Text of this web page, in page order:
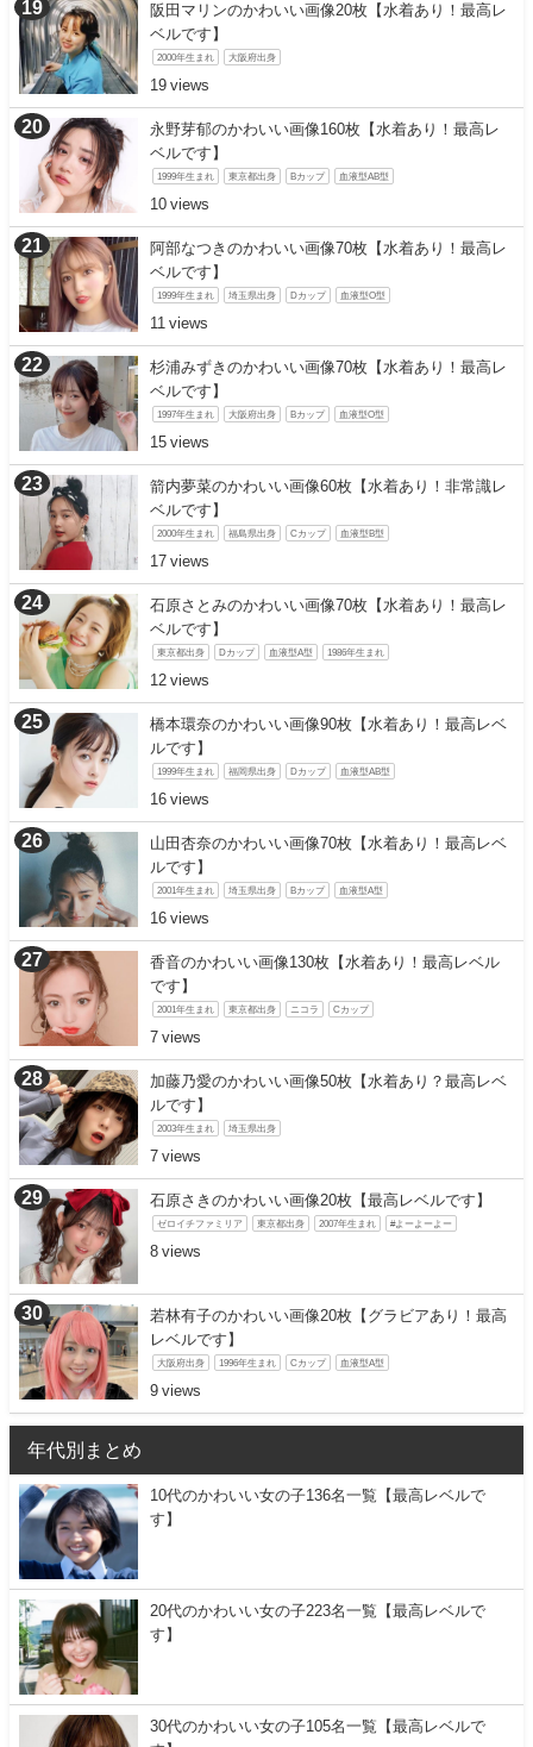
阪田マリンのかわいい画像20枚【水着あり！最高レ
ベルです】
2000年生まれ 大阪府出身
19
永野芽郁のかわいい画像160枚【水着あり！最高レ
ベルです】
1999年生まれ 東京都出身 Bカップ 血液型AB型
10
阿部なつきのかわいい画像70枚【水着あり！最高レ
ベルです】
1999年生まれ 埼玉県出身 Dカップ 血液型O型
11
杉浦みずきのかわいい画像70枚【水着あり！最高レ
ベルです】
1997年生まれ 大阪府出身 Bカップ 血液型O型
15
箭内夢菜のかわいい画像60枚【水着あり！非常識レ
ベルです】
2000年生まれ 福島県出身 Cカップ 血液型B型
17
石原さとみのかわいい画像70枚【水着あり！最高レ
ベルです】
東京都出身 Dカップ 血液型A型 1986年生まれ
12
橋本環奈のかわいい画像90枚【水着あり！最高レベ
ルです】
1999年生まれ 福岡県出身 Dカップ 血液型AB型
16
山田杏奈のかわいい画像70枚【水着あり！最高レベ
ルです】
2001年生まれ 埼玉県出身 Bカップ 血液型A型
16
香音のかわいい画像130枚【水着あり！最高レベル
です】
2001年生まれ 東京都出身 ニコラ Cカップ
7
加藤乃愛のかわいい画像50枚【水着あり？最高レベ
ルです】
2003年生まれ 埼玉県出身
7
石原さきのかわいい画像20枚【最高レベルです】
ゼロイチファミリア 東京都出身 2007年生まれ #よーよーよー
8
若林有子のかわいい画像20枚【グラビアあり！最高
レベルです】
大阪府出身 1996年生まれ Cカップ 血液型A型
9
年代別まとめ
10代のかわいい女の子136名一覧【最高レベルで
す】
20代のかわいい女の子223名一覧【最高レベルで
す】
30代のかわいい女の子105名一覧【最高レベルで